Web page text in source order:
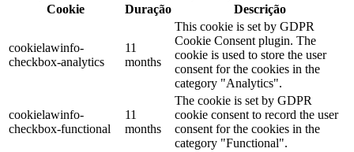
Cookie
Duração Descrição
cookielawinfo-
checkbox-analytics
11
months
This cookie is set by GDPR
Cookie Consent plugin. The
cookie is used to store the user
consent for the cookies in the
category "Analytics".
cookielawinfo-
checkbox-functional
11
months
The cookie is set by GDPR
cookie consent to record the user
consent for the cookies in the
category "Functional".